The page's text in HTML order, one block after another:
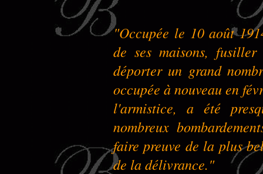
"Occupée le 10 août
de ses maisons,
déporter un grand
occupée à nouveau en
l'armistice, a été
nombreux
faire preuve de la plus
de la délivrance."